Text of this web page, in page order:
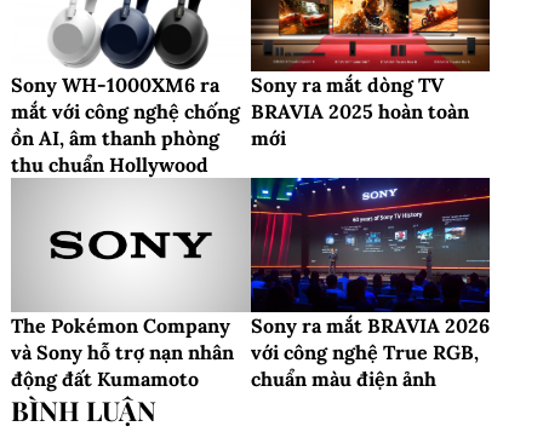
Sony WH-1000XM6 ra
mắt với công nghệ chống
ồn AI, âm thanh phòng
thu chuẩn Hollywood
Sony ra mắt dòng TV
BRAVIA 2025 hoàn toàn
mới
The Pokémon Company
và Sony hỗ trợ nạn nhân
động đất Kumamoto
Sony ra mắt BRAVIA 2026
với công nghệ True RGB,
chuẩn màu điện ảnh